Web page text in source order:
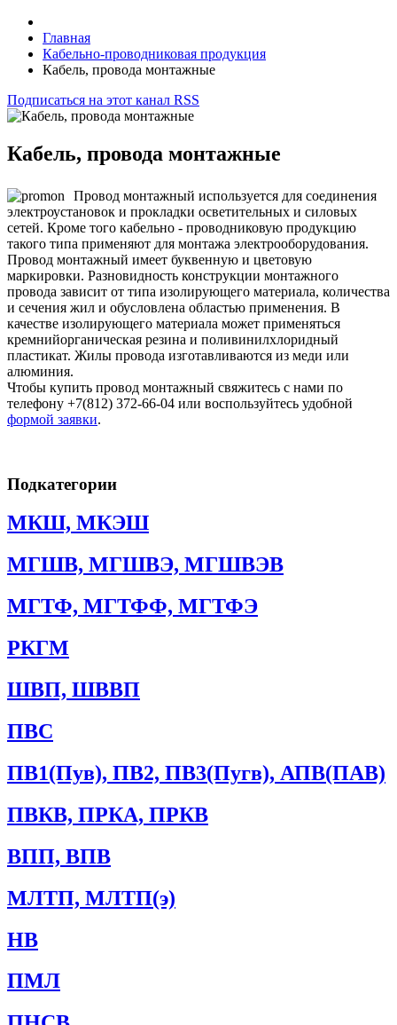
Главная
Кабельно-проводниковая продукция
Кабель, провода монтажные
Подписаться на этот канал RSS
Кабель, провода монтажные
Провод монтажный используется для соединения
электроустановок и прокладки осветительных и силовых
сетей. Кроме того кабельно - проводниковую продукцию
такого типа применяют для монтажа электрооборудования.
Провод монтажный имеет буквенную и цветовую
маркировки. Разновидность конструкции монтажного
провода зависит от типа изолирующего материала, количества
и сечения жил и обусловлена областью применения. В
качестве изолирующего материала может применяться
кремнийорганическая резина и поливинилхлоридный
пластикат. Жилы провода изготавливаются из меди или
алюминия.
Чтобы купить провод монтажный свяжитесь с нами по
телефону +7(812) 372-66-04 или воспользуйтесь удобной
формой заявки.
Подкатегории
МКШ, МКЭШ
МГШВ, МГШВЭ, МГШВЭВ
МГТФ, МГТФФ, МГТФЭ
РКГМ
ШВП, ШВВП
ПВС
ПВ1(Пув), ПВ2, ПВ3(Пугв), АПВ(ПАВ)
ПВКВ, ПРКА, ПРКВ
ВПП, ВПВ
МЛТП, МЛТП(э)
НВ
ПМЛ